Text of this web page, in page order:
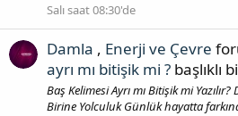
Salı saat 08:30'de
Damla , Enerji ve Çevre
ayrı mı bitişik mi ? başlıklı
Baş Kelimesi Ayrı mı Bitişik mi
Birine Yolculuk Günlük hayatta